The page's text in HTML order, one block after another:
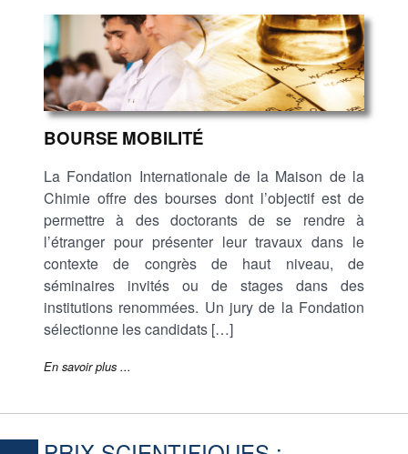
BOURSE MOBILITÉ
La Fondation Internationale de la Maison de la
Chimie offre des bourses dont l’objectif est de
permettre à des doctorants de se rendre à
l’étranger pour présenter leur travaux dans le
contexte de congrès de haut niveau, de
séminaires invités ou de stages dans des
institutions renommées. Un jury de la Fondation
sélectionne les candidats […]
En savoir plus ...